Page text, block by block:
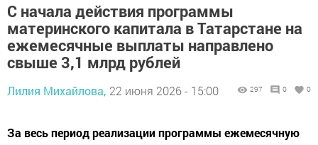
С начала действия программы
материнского капитала в Татарстане на
ежемесячные выплаты направлено
свыше 3,1 млрд рублей
Лилия Михайлова, 22 июня 2026 - 15:00 297 0 0
За весь период реализации программы ежемесячную